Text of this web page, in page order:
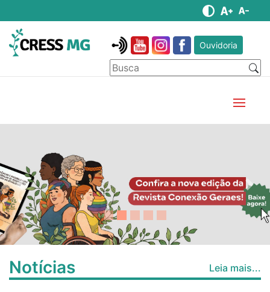
Ouvidoria
Anterior
Notícias Leia mais...